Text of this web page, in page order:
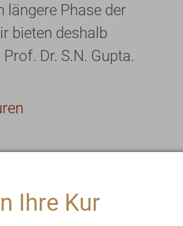
Ihre Kur
längere Phase der
bieten deshalb
Dr. S.N. Gupta.